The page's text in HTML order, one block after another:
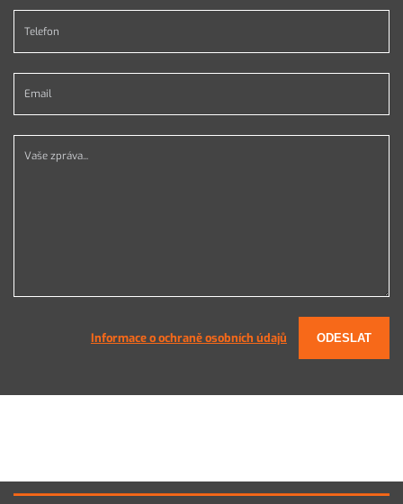
Telefon *
Email *
Vaše zpráva...
Informace o ochraně osobních údajů ODESLAT